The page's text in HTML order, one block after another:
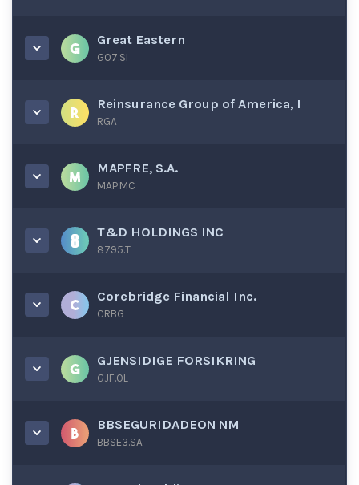
Great Eastern
G07.SI
Reinsurance Group of America, I
RGA
MAPFRE, S.A.
MAP.MC
T&D HOLDINGS INC
8795.T
Corebridge Financial Inc.
CRBG
GJENSIDIGE FORSIKRING
GJF.OL
BBSEGURIDADEON NM
BBSE3.SA